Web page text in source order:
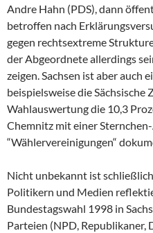
Andre Hahn (PDS), dann
betroffen nach
gegen rechtsextreme
der Abgeordnete allerdings
zeigen. Sachsen ist aber auch
beispielsweise die Sächsische
Wahlauswertung die 10,3
Chemnitz mit einer
“Wählervereinigungen“
Nicht unbekannt ist
Politikern und Medien
Bundestagswahl 1998 in
Parteien (NPD, Republikaner,